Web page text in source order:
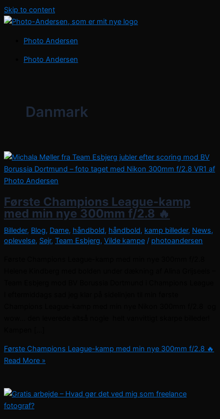
Skip to content
Photo Andersen
Photo Andersen
Danmark
Første Champions League-kamp
med min nye 300mm f/2.8 🔥
Billeder, Blog, Dame, håndbold, håndbold, kamp billeder, News,
oplevelse, Sejr, Team Esbjerg, Vilde kampe / photoandersen
Første Champions League-kamp med min nye 300mm f/2.8 🔥
Read More »